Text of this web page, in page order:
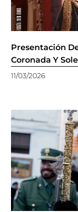
Presentación
Coronada Y
11/03/2026